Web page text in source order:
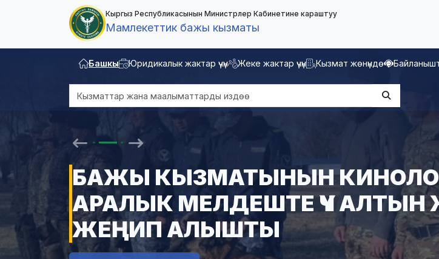
Кыргыз Республикасынын Министрлер Кабинетине караштуу
Мамлекеттик бажы кызматы
Башкы Юридикалык жактар ​​үчүн Жеке жактар үчүн Кызмат жөнүндө
БАЖЫ КЫЗМАТЫНЫН
АРАЛЫК МЕЛДЕШТЕ ҮЧ АЛТЫН
ЖЕҢИП АЛЫШТЫ